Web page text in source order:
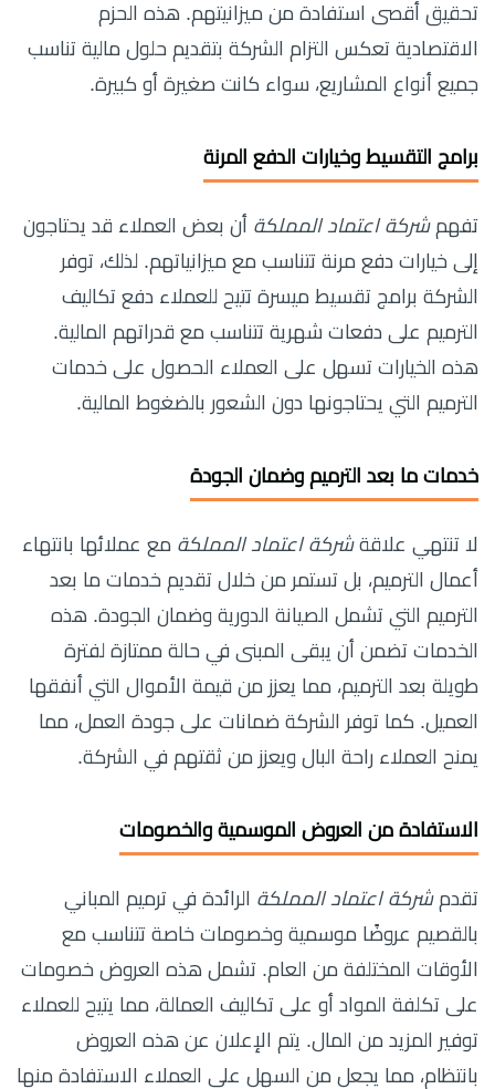
تحقيق أقصى استفادة من ميزانيتهم. هذه الحزم
الاقتصادية تعكس التزام الشركة بتقديم حلول مالية تناسب
جميع أنواع المشاريع، سواء كانت صغيرة أو كبيرة.
برامج التقسيط وخيارات الدفع المرنة
تفهمشركة اعتماد المملكة أن بعض العملاء قد يحتاجون
إلى خيارات دفع مرنة تتناسب مع ميزانياتهم. لذلك، توفر
الشركة برامج تقسيط ميسرة تتيح للعملاء دفع تكاليف
الترميم على دفعات شهرية تتناسب مع قدراتهم المالية.
هذه الخيارات تسهل على العملاء الحصول على خدمات
الترميم التي يحتاجونها دون الشعور بالضغوط المالية.
خدمات ما بعد الترميم وضمان الجودة
لا تنتهي علاقةشركة اعتماد المملكة مع عملائها بانتهاء
أعمال الترميم، بل تستمر من خلال تقديم خدمات ما بعد
الترميم التي تشمل الصيانة الدورية وضمان الجودة. هذه
الخدمات تضمن أن يبقى المبنى في حالة ممتازة لفترة
طويلة بعد الترميم، مما يعزز من قيمة الأموال التي أنفقها
العميل. كما توفر الشركة ضمانات على جودة العمل، مما
يمنح العملاء راحة البال ويعزز من ثقتهم في الشركة.
الاستفادة من العروض الموسمية والخصومات
تقدمشركة اعتماد المملكة الرائدة في ترميم المباني
بالقصيم عروضًا موسمية وخصومات خاصة تتناسب مع
الأوقات المختلفة من العام. تشمل هذه العروض خصومات
على تكلفة المواد أو على تكاليف العمالة، مما يتيح للعملاء
توفير المزيد من المال. يتم الإعلان عن هذه العروض
بانتظام، مما يجعل من السهل على العملاء الاستفادة منها